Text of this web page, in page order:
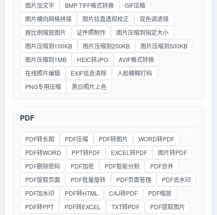
图片加文字
BMP TIFF格式转换
GIF压缩
图片横向网格拼接
图片拉直透视校正
双色调滤镜
按比例缩放图片
证件照制作
图片压缩到指定大小
图片压缩到100KB
图片压缩到200KB
图片压缩到500KB
图片压缩到1MB
HEIC转JPG
AVIF格式转换
在线照片编辑
EXIF信息清除
人脸模糊打码
PNG专用压缩
黑白照片上色
PDF
PDF转长图 PDF压缩 PDF转图片
WORD转PDF
PDF转WORD
PPT转PDF EXCEL转PDF
图片转PDF
PDF删除密码
PDF加密 PDF智能分割
PDF合并
PDF提取页面
PDF批量旋转 PDF页面管理
PDF去水印
PDF加水印
PDF转HTML CAJ转PDF
PDF缩放
PDF转PPT
PDF转EXCEL TXT转PDF
PDF提取图片